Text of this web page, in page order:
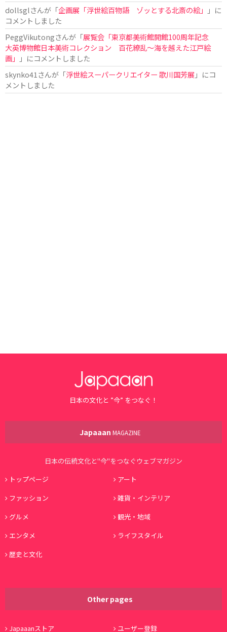
dollsglさんが「企画展「浮世絵百物語 ゾッとする北斎の絵」
」に
コメントしました
PeggVikutongさんが「展覧会「東京都美術館開館100周年記念
大英博物館日本美術コレクション 百花繚乱〜海を越えた江戸絵
画」
」にコメントしました
skynko41さんが「浮世絵スーパークリエイター 歌川国芳展 」にコ
メントしました
日本の文化と ”今” をつなぐ！
Japaaan MAGAZINE
日本の伝統文化と"今"をつなぐウェブマガジン
トップページ
アート
ファッション
雑貨・インテリア
グルメ
観光・地域
エンタメ
ライフスタイル
歴史と文化
Other pages
Japaaanストア ユーザー登録